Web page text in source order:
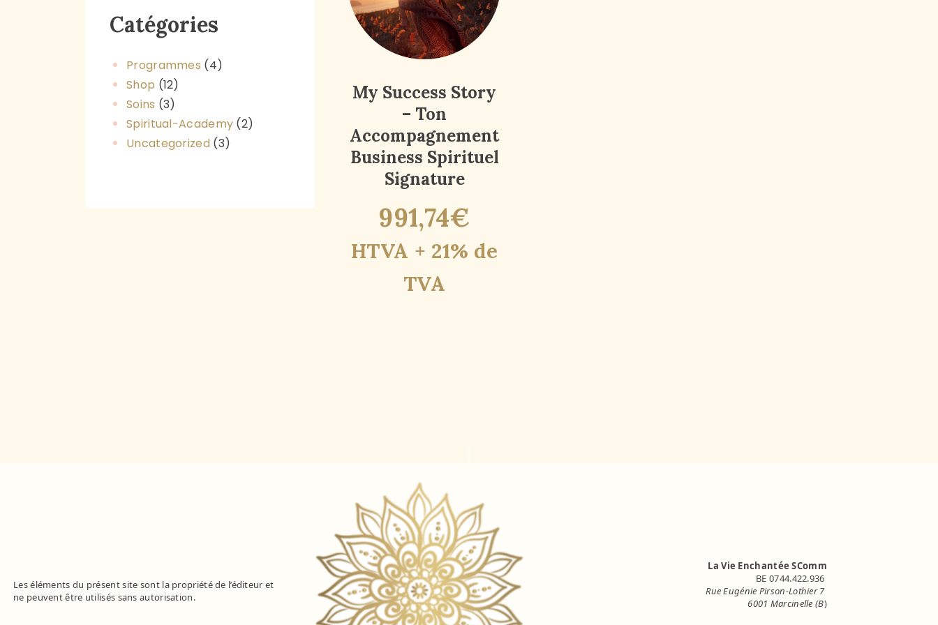
My Success Story
– Ton
Accompagnement
Business Spirituel
Signature
991,74€
HTVA + 21% de
TVA
Catégories
Programmes (4)
Shop (12)
Soins (3)
Spiritual-Academy (2)
Uncategorized (3)
Les éléments du présent site sont la propriété de l’éditeur et
ne peuvent être utilisés sans autorisation.
La Vie Enchantée SComm
BE 0744.422.936
Rue Eugénie Pirson-Lothier 7
6001 Marcinelle (B)